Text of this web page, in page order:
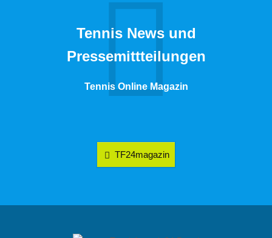
Tennis News und
Pressemittteilungen
Tennis Online Magazin
TF24magazin